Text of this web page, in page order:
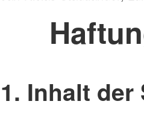
1. Inhalt der